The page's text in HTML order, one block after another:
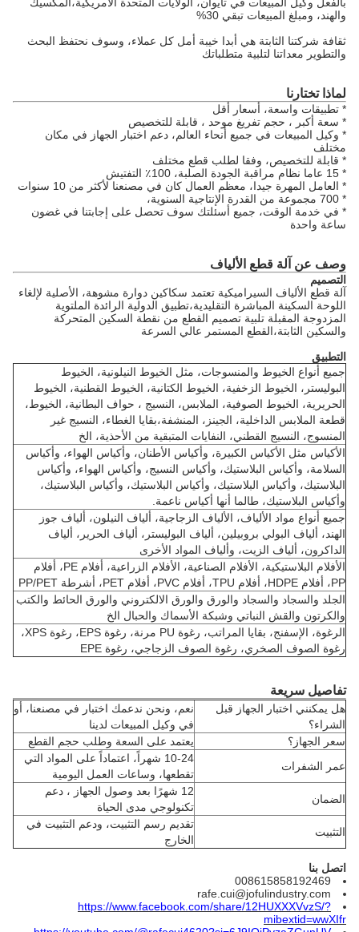
والهند، ومبلغ المبيعات تبقي 30%
ثقافة شركتنا الثابتة هي أبدا خيبة أمل كل عملاء، وسوف نحتفظ البحث
والتطوير معداتنا لتلبية متطلباتك
لماذا تختارنا
* تطبيقات واسعة، أسعار أقل
* سعة أكبر ، حجم تفريغ موحد ، قابلة للتخصيص
* وكيل المبيعات في جميع أنحاء العالم، دعم اختبار الجهاز في مكان
مختلف
* قابلة للتخصيص، وفقا لطلب قطع مختلف
* 15 عاما نظام مراقبة الجودة الصلبة، 100٪ التفتيش
* العامل المهرة جيدا، معظم العمال كان في مصنعنا لأكثر من 10 سنوات
* 700 مجموعة من القدرة الإنتاجية السنوية،
* في خدمة الوقت، جميع أسئلتك سوف تحصل على إجابتنا في غضون
ساعة واحدة
وصف عن آلة قطع الألياف
التصميم
آلة قطع الألياف السيراميكية تعتمد سكاكين دوارة مشوهة، الأصلية لإلغاء
اللوحة السكينة المباشرة التقليدية،تطبيق الدولية الرائدة الملتوية
المزدوجة المقبلة تلبية تصميم القطع من نقطة السكين المتحركة
والسكين الثابتة،القطع المستمر عالي السرعة
التطبيق
جميع أنواع الخيوط والمنسوجات، مثل الخيوط النيلونية، الخيوط
البوليستر، الخيوط الزخفية، الخيوط الكتانية، الخيوط القطنية، الخيوط
الحريرية، الخيوط الصوفية، الملابس، النسيج ، حواف البطانية، الخيوط،
قطعة الملابس الداخلية، الجينز، المنشفة،بقايا الغطاء، النسيج غير
المنسوج، النسيج القطني، النفايات المتبقية من الأحذية، الخ
الأكياس مثل الأكياس الكبيرة، وأكياس الأطنان، وأكياس الهواء، وأكياس
السلامة، وأكياس البلاستيك، وأكياس النسيج، وأكياس الهواء، وأكياس
البلاستيك، وأكياس البلاستيك، وأكياس البلاستيك، وأكياس البلاستيك،
وأكياس البلاستيك، طالما أنها أكياس ناعمة.
جميع أنواع مواد الألياف، الألياف الزجاجية، ألياف النيلون، ألياف جوز
الهند، ألياف البولي بروبيلين، ألياف البوليستر، ألياف الحرير، ألياف
الداكرون، ألياف الزيت، وألياف المواد الأخرى
الأفلام البلاستيكية، الأفلام الصناعية، الأفلام الزراعية، أفلام PE، أفلام
PP، أفلام HDPE، أفلام TPU، أفلام PVC، أفلام PET، أشرطة PP/PET
الجلد والسجاد والسجاد والورق والورق الالكتروني والورق الحائط والكتب
والكرتون والقش النباتي وشبكة الأسماك والحبال الخ
الرغوة، الإسفنج، بقايا المراتب، رغوة PU مرنة، رغوة EPS، رغوة XPS،
رغوة الصوف الصخري، رغوة الصوف الزجاجي، رغوة EPE
تفاصيل سريعة
هل يمكنني اختبار الجهاز قبل
الشراء؟
نعم، ونحن ندعمك اختبار في مصنعنا، أو
في وكيل المبيعات لدينا
سعر الجهاز؟
يعتمد على السعة وطلب حجم القطع
عمر الشفرات
10-24 شهراً، اعتماداً على المواد التي
تقطعها، وساعات العمل اليومية
الضمان
12 شهرًا بعد وصول الجهاز ، دعم
تكنولوجي مدى الحياة
التثبيت
تقديم رسم التثبيت، ودعم التثبيت في
الخارج
اتصل بنا
008615858192469
rafe.cui@jofulindustry.com
https://www.facebook.com/share/12HUXXXVvzS/?
mibextid=wwXIfr